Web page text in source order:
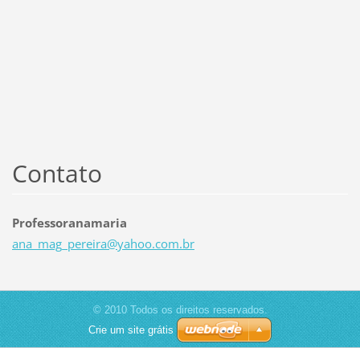
Contato
Professoranamaria
ana_mag_ pereira@yahoo.com.br
© 2010 Todos os direitos reservados.
Crie um site grátis